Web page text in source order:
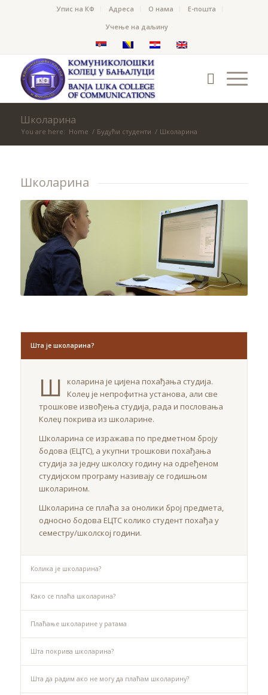
Упис на КФ Адреса О нама
Е-пошта
Учење на даљину
Школарина
You are here: Home / Будући студенти / Школарина
Школарина
Шта је школарина?
Ш
коларина је цијена похађања студија.
Колеџ је непрофитна установа, али све
трошкове извођења студија, рада и пословања
Колеџ покрива из школарине.
Школарина се изражава по предметном броју
бодова (ЕЦТС), а укупни трошкови похађања
студија за једну школску годину на одређеном
студијском програму називају се годишњом
школарином.
Школарина се плаћа за онолики број предмета,
односно бодова ЕЦТС колико студент похађа у
семестру/школској години.
Колика је школарина?
Како се плаћа школарина?
Плаћање школарине у ратама
Шта покрива школарина?
Шта да радим ако не могу да плаћам школарину?